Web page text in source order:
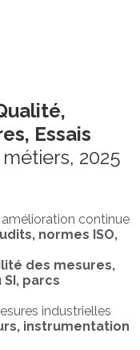
Essais
2025
continue
normes ISO,
des mesures,
parcs
industrielles
instrumentation